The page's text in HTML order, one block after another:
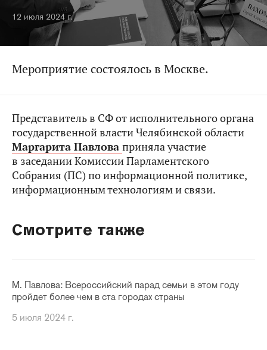
12 июля 2024 г.
Мероприятие состоялось в Москве.
Представитель в СФ от исполнительного органа
государственной власти Челябинской области
Маргарита Павлова приняла участие
в заседании Комиссии Парламентского
Собрания (ПС) по информационной политике,
информационным технологиям и связи.
Смотрите также
М. Павлова: Всероссийский парад семьи в этом году
пройдет более чем в ста городах страны
5 июля 2024 г.